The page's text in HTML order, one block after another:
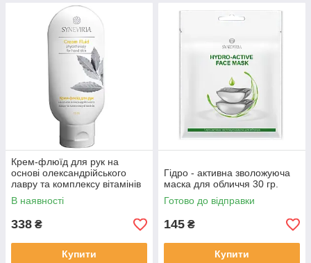
Крем-флюїд для рук на
основі олександрійського
лавру та комплексу вітамінів
115 мл.
В наявності
338 ₴
Купити
Гідро - активна зволожуюча
маска для обличчя 30 гр.
Готово до відправки
145 ₴
Купити